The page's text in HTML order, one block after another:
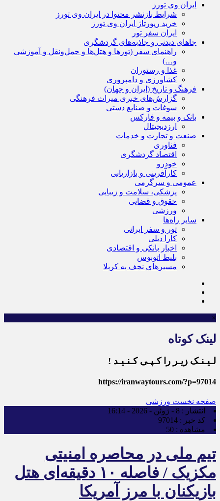
ایران وی تورز
شرایط بازنشر محتوا در ایران وی تورز
خرید رپورتاژ ایران وی تورز
ایران سفر تور
جاهای دیدنی و جاذبه‌های گردشگری
راهنمای سفر (تورها و هتل‌ها و حمل‌و‌نقل و آموزشی
و…)
غذا و رستوران
کشاورزی و دامپروری
فرهنگ و تاریخ (ایران و جهان)
گزارش‌های خبری میراث فرهنگی
سوغات و صنایع دستی
بانک و بیمه و فارکس
ارزدیجیتال
صنعت و تجارت و خدمات
فناوری
اقتصاد گردشگری
خودرو
کارآفرینی و بازاریابی
عمومی و سرگرمی
پزشکی، سلامت و زیبایی
حقوق و قضایی
ورزشی
سایر راه‌ها
تور و سفر ایرانی
کارا دیلی
اخبار بانکی و اقتصادی
بلیط اتوبوس
مسیرهای نجف به کربلا
×
لینک کوتاه
لـیـنـک زیـر را کـپـی کـنـیـد !
https://iranwaytours.com/?p=97014
صفحه نخست ورزشی
انتشار : 8 - ژوئن - 2026 - 16:14
کد خبر : 97014
مشاهده : 50
تیم ملی در محاصره امنیتی
مکزیک / فاصله ۱۰ دقیقه‌ای هتل
بازیکنان با مرز آمریکا